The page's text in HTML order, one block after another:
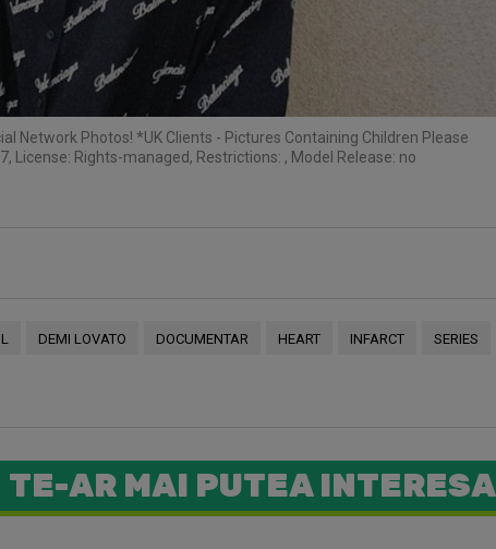
Network Photos! *UK Clients - Pictures Containing Children Please
License: Rights-managed, Restrictions: , Model Release: no
DEMI LOVATO DOCUMENTAR HEART INFARCT SERIES
TE-AR MAI PUTEA INTERESA